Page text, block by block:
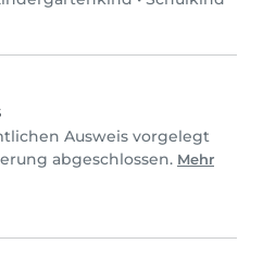
Ausweis vorgelegt
abgeschlossen. Mehr